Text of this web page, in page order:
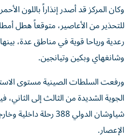
وكان المركز قد أصدر إنذاراً باللون
للتحذير من الأعاصير، متوقعاً هطل
رعدية ورياحا قوية في مناطق عدة،
وشانغهاي وبكين وتيانجين.
ورفعت السلطات الصينية مستوى
الجوية الشديدة من الثالث إلى
شياوشان الدولي 388
الإعصار.